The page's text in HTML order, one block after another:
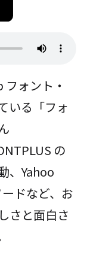
ォント・
いる「フォ
の
、Yahoo
ドなど、お
さと面白さ